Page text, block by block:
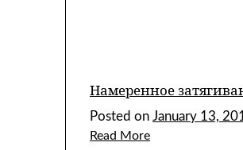
Намеренное
Posted on January 13,
Read More